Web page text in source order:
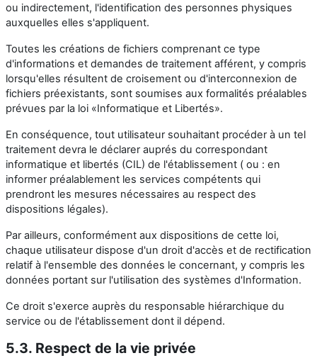
ou indirectement, l'identification des personnes physiques
auxquelles elles s'appliquent.
Toutes les créations de fichiers comprenant ce type
d'informations et demandes de traitement afférent, y compris
lorsqu'elles résultent de croisement ou d'interconnexion de
fichiers préexistants, sont soumises aux formalités préalables
prévues par la loi «Informatique et Libertés».
En conséquence, tout utilisateur souhaitant procéder à un tel
traitement devra le déclarer auprés du correspondant
informatique et libertés (CIL) de l'établissement ( ou : en
informer préalablement les services compétents qui
prendront les mesures nécessaires au respect des
dispositions légales).
Par ailleurs, conformément aux dispositions de cette loi,
chaque utilisateur dispose d'un droit d'accès et de rectification
relatif à l'ensemble des données le concernant, y compris les
données portant sur l'utilisation des systèmes d'Information.
Ce droit s'exerce auprès du responsable hiérarchique du
service ou de l'établissement dont il dépend.
5.3. Respect de la vie privée